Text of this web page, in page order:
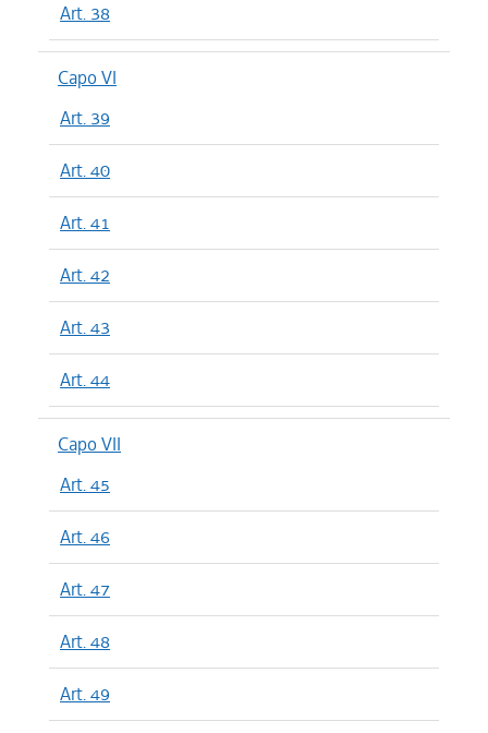
Art. 38
Capo VI
Art. 39
Art. 40
Art. 41
Art. 42
Art. 43
Art. 44
Capo VII
Art. 45
Art. 46
Art. 47
Art. 48
Art. 49